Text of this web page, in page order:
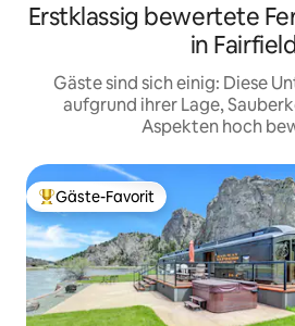
Erstklassig bewertete
in
Gäste sind sich einig: Diese
aufgrund ihrer Lage,
Aspekten hoch
Beliebter Gäste-Favorit.
Gäste-Favorit